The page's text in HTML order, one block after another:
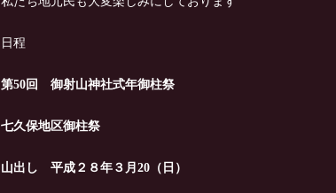
日程
第50回 御射山神社式年御柱祭
七久保地区御柱祭
山出し 平成２８年３月20（日）